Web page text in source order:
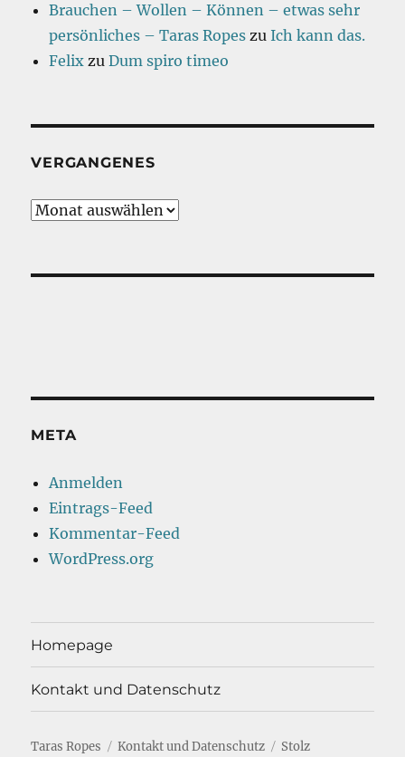
Brauchen – Wollen – Können – etwas sehr
persönliches – Taras Ropes zuIch kann das.
Felix zuDum spiro timeo
VERGANGENES
Vergangenes
META
Anmelden
Eintrags-Feed
Kommentar-Feed
WordPress.org
Homepage
Kontakt und Datenschutz
Taras Ropes Kontakt und Datenschutz Stolz